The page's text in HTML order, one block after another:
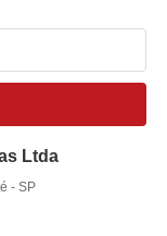
Ltda
-SP